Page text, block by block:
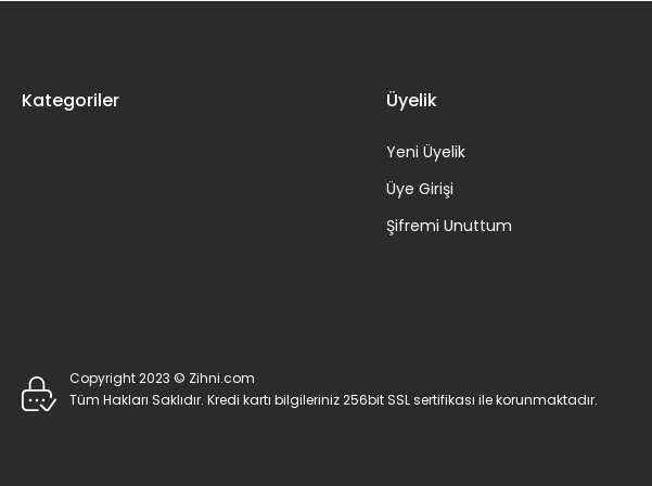
Kategoriler Üyelik
Yeni Üyelik
Üye Girişi
Şifremi Unuttum
Copyright 2023 © Zihni.com
Tüm Hakları Saklıdır. Kredi kartı bilgileriniz 256bit SSL sertifikası ile korunmaktadır.